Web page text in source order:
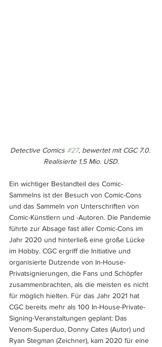
Detective Comics #27, bewertet mit CGC 7.0.
Realisierte 1,5 Mio. USD.
Ein wichtiger Bestandteil des Comic-
Sammelns ist der Besuch von Comic-Cons
und das Sammeln von Unterschriften von
Comic-Künstlern und -Autoren. Die Pandemie
führte zur Absage fast aller Comic-Cons im
Jahr 2020 und hinterließ eine große Lücke
im Hobby. CGC ergriff die Initiative und
organisierte Dutzende von In-House-
Privatsignierungen, die Fans und Schöpfer
zusammenbrachten, als die meisten es nicht
für möglich hielten. Für das Jahr 2021 hat
CGC bereits mehr als 100 In-House-Private-
Signing-Veranstaltungen geplant: Das
Venom-Superduo, Donny Cates (Autor) und
Ryan Stegman (Zeichner), kam 2020 für eine